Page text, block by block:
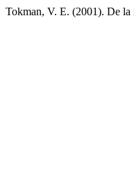
Tokman, V. E. (2001). De